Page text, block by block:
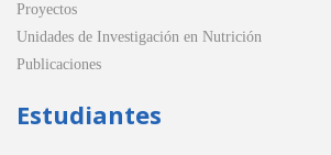
Proyectos
Unidades de Investigación en Nutrición
Publicaciones
Estudiantes